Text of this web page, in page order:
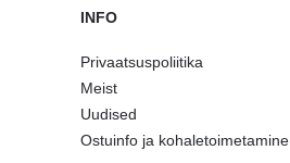
INFO
Privaatsuspoliitika
Meist
Uudised
Ostuinfo ja kohaletoimetamine